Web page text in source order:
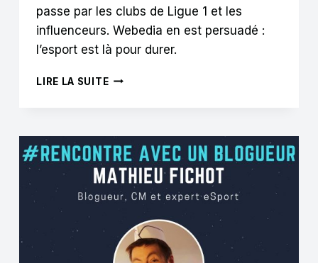
passe par les clubs de Ligue 1 et les
influenceurs. Webedia en est persuadé :
l’esport est là pour durer.
LIRE LA SUITER.
DE
RETOMBÉES
MÉDIAS
POUR
L’ENTRÉE
PSG
DANS
L’ESPORT